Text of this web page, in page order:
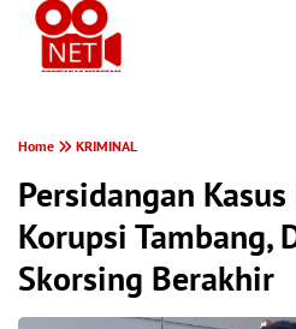
Home KRIMINAL
Persidangan
Korupsi Tambang,
Skorsing Berakhir